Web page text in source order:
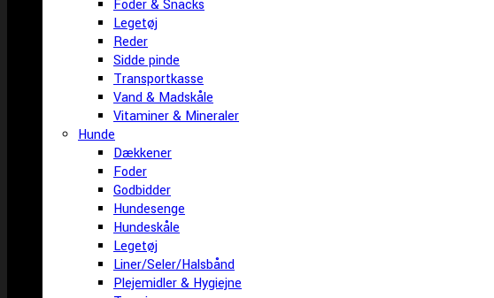
Foder & Snacks
Legetøj
Reder
Sidde pinde
Transportkasse
Vand & Madskåle
Vitaminer & Mineraler
Hunde
Dækkener
Foder
Godbidder
Hundesenge
Hundeskåle
Legetøj
Liner/Seler/Halsbånd
Plejemidler & Hygiejne